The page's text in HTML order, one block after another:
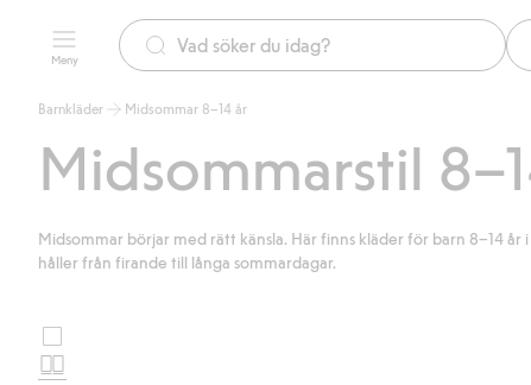
Meny
Barnkläder Midsommar 8–14 år
Midsommarstil
Midsommar börjar med rätt känsla. Här finns kläder för barn 8–14 år
håller från firande till långa sommardagar.
Välj